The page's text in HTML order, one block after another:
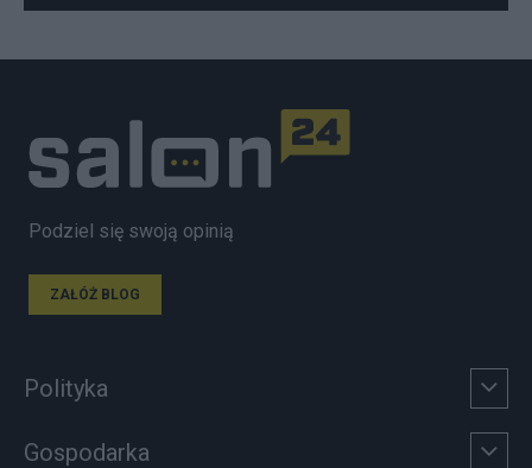
Podziel się swoją opinią
ZAŁÓŻ BLOG
Polityka
Gospodarka